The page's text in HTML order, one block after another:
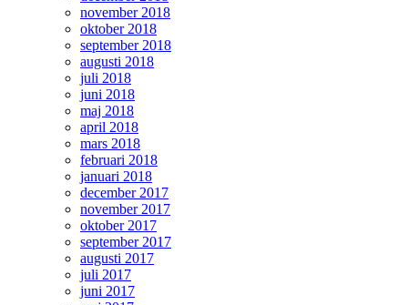
november 2018
oktober 2018
september 2018
augusti 2018
juli 2018
juni 2018
maj 2018
april 2018
mars 2018
februari 2018
januari 2018
december 2017
november 2017
oktober 2017
september 2017
augusti 2017
juli 2017
juni 2017